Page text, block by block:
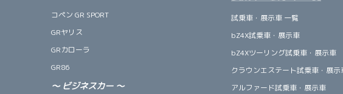
コペン GR SPORT
GRヤリス
GRカローラ
GR86
～ ビジネスカー ～
試乗車・展示車 一覧
bZ4X試乗車・展示車
bZ4Xツーリング試乗車・展示車
クラウンエステート試乗車・展示
アルファード試乗車・展示車